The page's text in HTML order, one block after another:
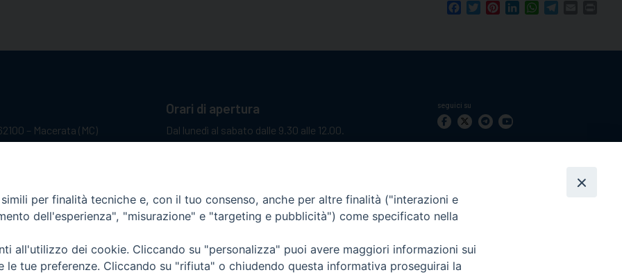
FacebookTwitterPinterestLinkedInWhatsApp
– Macerata (MC)
+39 349 1787015
Orari di apertura
Dal lunedì al sabato dalle 9.30 alle 12.00.
Il pomeriggio solo su appuntamento.
seguici su
per finalità tecniche e, con il tuo consenso, anche per altre finalità ("interazioni e
dell'esperienza", "misurazione" e "targeting e pubblicità") come specificato nella
all'utilizzo dei cookie. Cliccando su "personalizza" puoi avere maggiori informazioni sui
le tue preferenze. Cliccando su "rifiuta" o chiudendo questa informativa proseguirai la